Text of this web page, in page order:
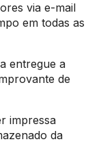
via e-mail
em todas as
entregue a
de
impressa
da